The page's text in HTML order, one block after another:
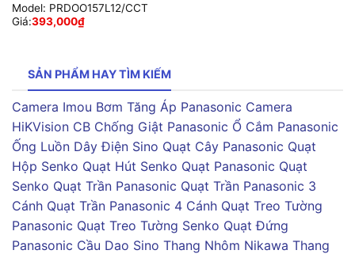
Model: PRDOO157L12/CCT
Giá:393,000₫
SẢN PHẨM HAY TÌM KIẾM
Camera Imou Bơm Tăng Áp Panasonic Camera
HiKVision CB Chống Giật Panasonic Ổ Cắm Panasonic
Ống Luồn Dây Điện Sino Quạt Cây Panasonic Quạt
Hộp Senko Quạt Hút Senko Quạt Panasonic Quạt
Senko Quạt Trần Panasonic Quạt Trần Panasonic 3
Cánh Quạt Trần Panasonic 4 Cánh Quạt Treo Tường
Panasonic Quạt Treo Tường Senko Quạt Đứng
Panasonic Cầu Dao Sino Thang Nhôm Nikawa Thang